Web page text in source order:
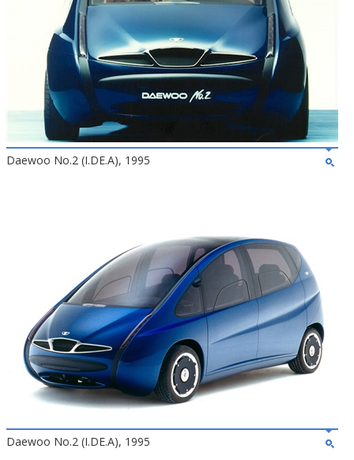
Daewoo No.2 (I.DE.A), 1995
Daewoo No.2 (I.DE.A), 1995